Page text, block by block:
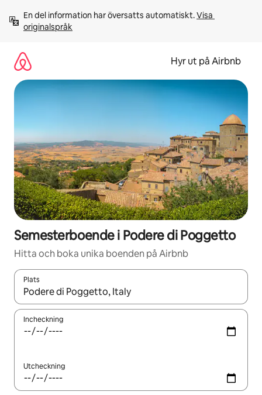
innehåll
En del information har översatts automatiskt. Visa
originalspråk
Hyr ut på Airbnb
Semesterboende i Podere di Poggetto
Hitta och boka unika boenden på Airbnb
Plats
När resultaten är tillgängliga kan du navigera med upp- och
Incheckning
Utcheckning